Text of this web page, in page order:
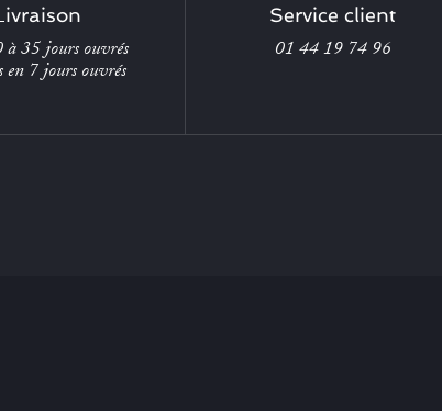
à 35 jours ouvrés
en 7 jours ouvrés
Service client
01 44 19 74 96